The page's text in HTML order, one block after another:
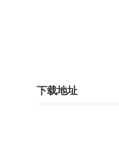
下载地址